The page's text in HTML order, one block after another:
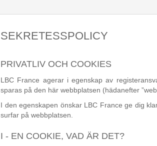
SEKRETESSPOLICY
PRIVATLIV OCH COOKIES
LBC France agerar i egenskap av
sparas på den här webbplatsen (hädanefter
I den egenskapen önskar LBC France ge dig
surfar på webbplatsen.
I - EN COOKIE, VAD ÄR DET?